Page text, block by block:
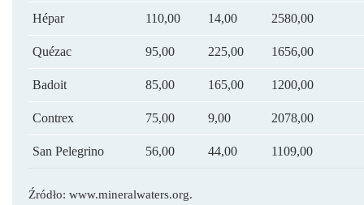
Hépar 110,00 14,00 2580,00
Quézac 95,00 225,00 1656,00
Badoit 85,00 165,00 1200,00
Contrex 75,00 9,00 2078,00
San Pelegrino 56,00 44,00 1109,00
Źródło: www.mineralwaters.org.